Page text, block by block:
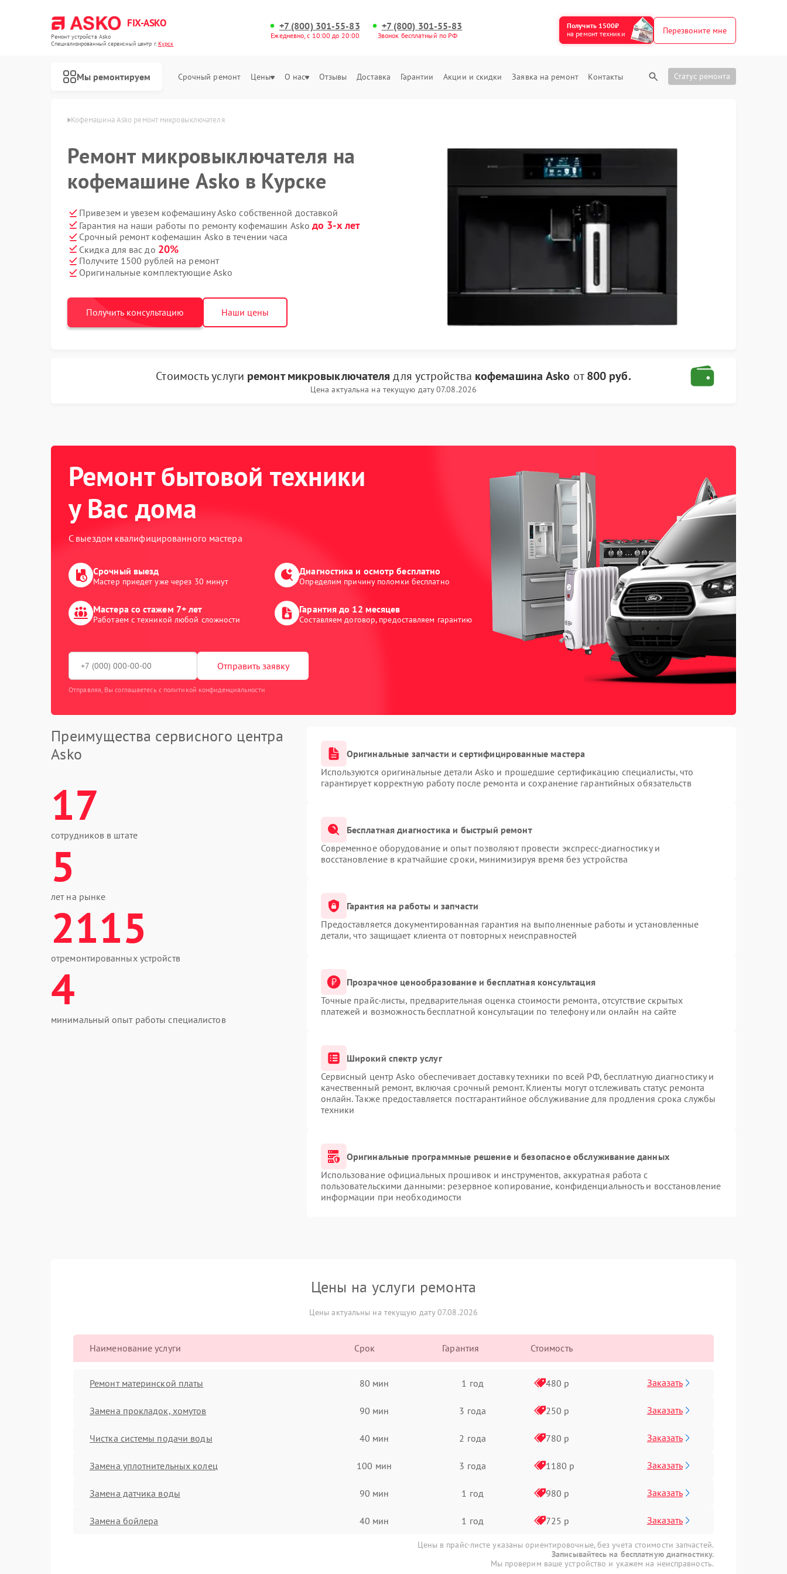
FIX-ASKO
Ремонт устройств Asko
Специализированный cервисный центр г.Курск
+7 (800) 301-55-83
Ежедневно, с 10:00 до 20:00
+7 (800) 301-55-83
Звонок бесплатный по РФ
Получить 1500₽
на ремонт техники
Перезвоните мне
Мы ремонтируем Срочный ремонт Цены О нас Отзывы Доставка Гарантии Акции и скидки Заявка на ремонт Контакты Статус ремонта
Кофемашина Asko ремонт микровыключателя
Ремонт микровыключателя на
кофемашине Asko в Курске
Привезем и увезем кофемашину Asko собственной доставкой
Гарантия на наши работы по ремонту кофемашин Asko до 3-х лет
Срочный ремонт кофемашин Asko в течении часа
Скидка для вас до 20%
Получите 1500 рублей на ремонт
Оригинальные комплектующие Asko
Получить консультацию Наши цены
Стоимость услуги ремонт микровыключателя для устройства кофемашина Asko от800 руб.
Цена актуальна на текущую дату 07.08.2026
Ремонт бытовой техники
у Вас дома
С выездом квалифицированного мастера
Срочный выезд
Мастер приедет уже через 30 минут
Диагностика и осмотр бесплатно
Определим причину поломки бесплатно
Мастера со стажем 7+ лет
Работаем с техникой любой сложности
Гарантия до 12 месяцев
Составляем договор, предоставляем гарантию
Отправить заявку
Отправляя, Вы соглашаетесь с политикой конфиденциальности
Преимущества сервисного центра
Asko
17
сотрудников в штате
5
лет на рынке
2115
отремонтированных устройств
4
минимальный опыт работы специалистов
Оригинальные запчасти и сертифицированные мастера
Используются оригинальные детали Asko и прошедшие сертификацию специалисты, что
гарантирует корректную работу после ремонта и сохранение гарантийных обязательств
Бесплатная диагностика и быстрый ремонт
Современное оборудование и опыт позволяют провести экспресс-диагностику и
восстановление в кратчайшие сроки, минимизируя время без устройства
Гарантия на работы и запчасти
Предоставляется документированная гарантия на выполненные работы и установленные
детали, что защищает клиента от повторных неисправностей
Прозрачное ценообразование и бесплатная консультация
Точные прайс-листы, предварительная оценка стоимости ремонта, отсутствие скрытых
платежей и возможность бесплатной консультации по телефону или онлайн на сайте
Широкий спектр услуг
Сервисный центр Asko обеспечивает доставку техники по всей РФ, бесплатную диагностику и
качественный ремонт, включая срочный ремонт. Клиенты могут отслеживать статус ремонта
онлайн. Также предоставляется постгарантийное обслуживание для продления срока службы
техники
Оригинальные программные решение и безопасное обслуживание данных
Использование официальных прошивок и инструментов, аккуратная работа с
пользовательскими данными: резервное копирование, конфиденциальность и восстановление
информации при необходимости
Цены на услуги ремонта
Цены актуальны на текущую дату 07.08.2026
Наименование услуги Срок Гарантия Стоимость
Ремонт материнской платы 80 мин 1 год 480 р Заказать
Замена прокладок, хомутов 90 мин 3 года 250 р Заказать
Чистка системы подачи воды 40 мин 2 года 780 р Заказать
Замена уплотнительных колец 100 мин 3 года 1180 р Заказать
Замена датчика воды 90 мин 1 год 980 р Заказать
Замена бойлера 40 мин 1 год 725 р Заказать
Цены в прайс-листе указаны ориентировочные, без учета стоимости запчастей.
Записывайтесь на бесплатную диагностику.
Мы проверим ваше устройство и укажем на неисправность.